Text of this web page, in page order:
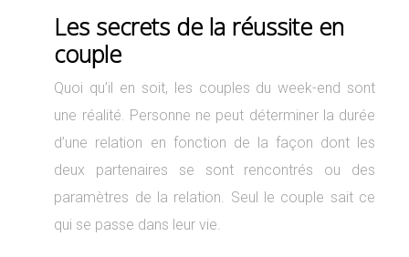
Les secrets de la réussite en
couple
Quoi qu’il en soit, les couples du week-end sont
une réalité. Personne ne peut déterminer la durée
d’une relation en fonction de la façon dont les
deux partenaires se sont rencontrés ou des
paramètres de la relation. Seul le couple sait ce
qui se passe dans leur vie.